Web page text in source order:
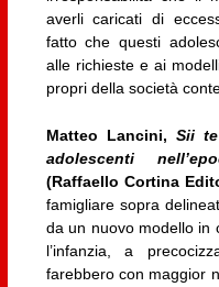
averli caricati di
fatto che questi
alle richieste e ai
propri della società
Matteo Lancini, Sii
adolescenti
(Raffaello Cortina
famigliare sopra
da un nuovo modello in
l’infanzia, a
farebbero con maggior